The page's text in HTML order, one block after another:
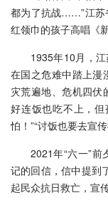
都为了抗战……”江苏
红领巾的孩子高唱《
1935年10月，江
在国之危难中踏上漫
灾荒遍地、危机四伏
好连饭也吃不上，
怕！”“讨饭也要去宣
2021年“六一”
记的回信，信中提到
起民众抗日救亡，宣